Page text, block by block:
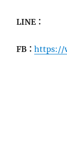
LINE：
FB：https://